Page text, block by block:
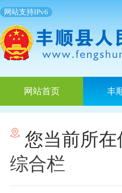
网站支持IPv6
网站首页 丰
您当前所在
综合栏